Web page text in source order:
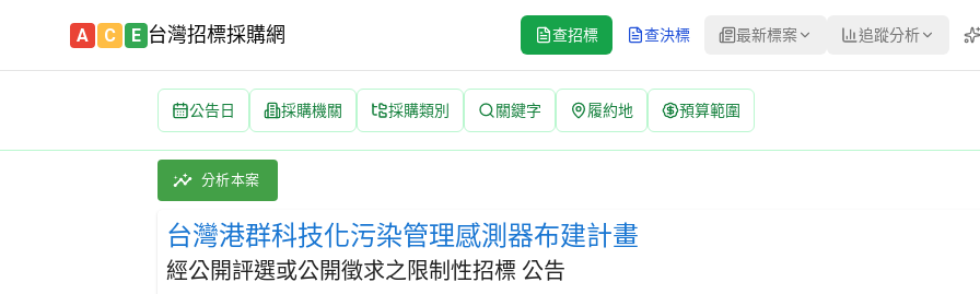
A C E 台灣招標採購網 查招標 查決標 最新標案 追蹤分析
公告日 採購機關 採購類別 關鍵字 履約地 預算範圍
台灣港群科技化污染管理感測器布建計畫 招標公告 | 案號：A0S260351 | 經公開評選或公開徵求之限制性
採購類別：勞務類 污水及垃圾處理、公共衛生及其他環保服務 | 招標方式：經公開評選或公開徵求之
分析本案
台灣港群科技化污染管理感測器布建計畫
經公開評選或公開徵求之限制性招標 公告